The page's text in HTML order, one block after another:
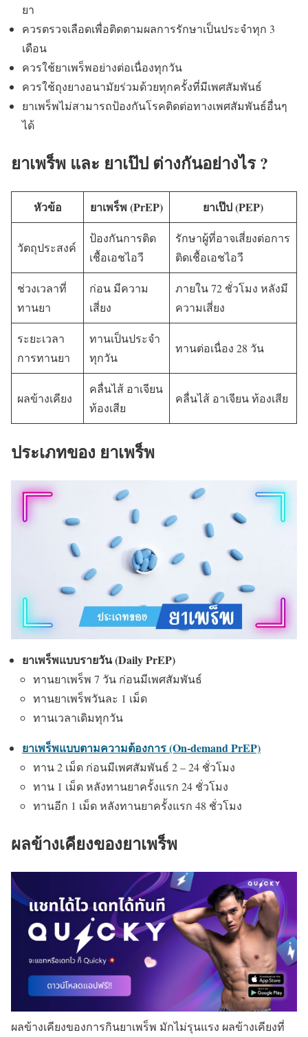
ยา
ควรตรวจเลือดเพื่อติดตามผลการรักษาเป็นประจำทุก 3
เดือน
ควรใช้ยาเพร็พอย่างต่อเนื่องทุกวัน
ควรใช้ถุงยางอนามัยร่วมด้วยทุกครั้งที่มีเพศสัมพันธ์
ยาเพร็พไม่สามารถป้องกันโรคติดต่อทางเพศสัมพันธ์อื่นๆ
ได้
ยาเพร็พ และ ยาเป๊ป ต่างกันอย่างไร ?
หัวข้อ ยาเพร็พ (PrEP) ยาเป๊ป (PEP)
วัตถุประสงค์
ป้องกันการติด
เชื้อเอชไอวี
รักษาผู้ที่อาจเสี่ยงต่อการ
ติดเชื้อเอชไอวี
ช่วงเวลาที่
ทานยา
ก่อน มีความ
เสี่ยง
ภายใน 72 ชั่วโมง หลังมี
ความเสี่ยง
ระยะเวลา
การทานยา
ทานเป็นประจำ
ทุกวัน
ทานต่อเนื่อง 28 วัน
ผลข้างเคียง
คลื่นไส้ อาเจียน
ท้องเสีย
คลื่นไส้ อาเจียน ท้องเสีย
ประเภทของ ยาเพร็พ
ยาเพร็พแบบรายวัน (Daily PrEP)
ทานยาเพร็พ 7 วัน ก่อนมีเพศสัมพันธ์
ทานยาเพร็พวันละ 1 เม็ด
ทานเวลาเดิมทุกวัน
ยาเพร็พแบบตามความต้องการ (On-demand PrEP)
ทาน 2 เม็ด ก่อนมีเพศสัมพันธ์ 2 – 24 ชั่วโมง
ทาน 1 เม็ด หลังทานยาครั้งแรก 24 ชั่วโมง
ทานอีก 1 เม็ด หลังทานยาครั้งแรก 48 ชั่วโมง
ผลข้างเคียงของยาเพร็พ
ผลข้างเคียงของการกินยาเพร็พ มักไม่รุนแรง ผลข้างเคียงที่